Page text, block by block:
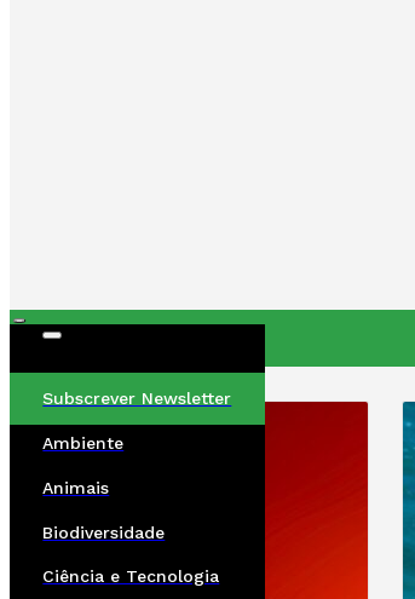
Subscrever Newsletter
Ambiente
Animais
Biodiversidade
Ciência e Tecnologia